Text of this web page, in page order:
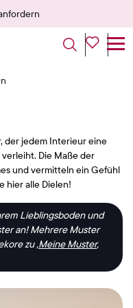
aus den NL
der jedem Interieur eine
Die Maße der
und vermitteln ein Gefühl
hier alle Dielen!
Lieblingsboden und
an! Mehrere Muster
zu ‚Meine Muster‚